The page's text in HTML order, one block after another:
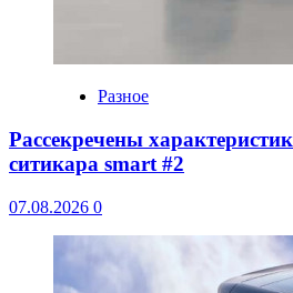
Разное
Рассекречены
ситикара smart #2
07.08.2026 0